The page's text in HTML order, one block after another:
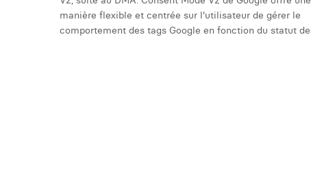
manière flexible et centrée sur l'utilisateur de gérer le
comportement des tags Google en fonction du statut de...